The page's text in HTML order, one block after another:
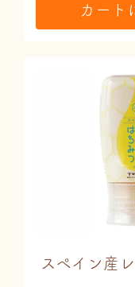
カート
スペイン産